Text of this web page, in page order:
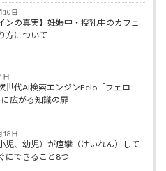
10日
ンの真実】妊娠中・授乳中のカフェ
方について
日
世代AI検索エンジンFelo「フェロ
に広がる知識の扉
18日
児、幼児）が痙攣（けいれん）して
にできること8つ